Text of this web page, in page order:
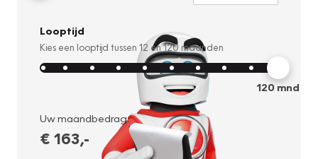
Looptijd
Kies een looptijd tussen 12 en120 maanden
120mnd
Uw maandbedrag:
€ 163,-